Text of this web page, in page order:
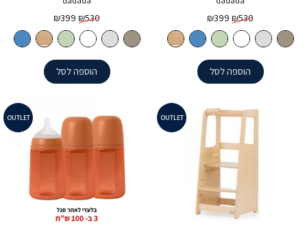
₪530
המחיר
המקורי
היה:
₪530.
₪399
הנוכחי
הוא:
₪399.
הוספה לסל
₪530
המחיר
המקורי
היה:
₪530.
₪399
הנוכחי
הוא:
₪399.
הוספה לסל
OUTLET
OUTLET